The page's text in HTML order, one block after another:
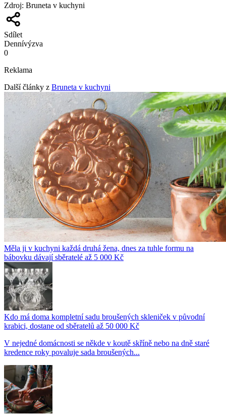
Zdroj: Bruneta v kuchyni
Sdílet
Dennívýzva
0
Reklama
Další články z Bruneta v kuchyni
Měla ji v kuchyni každá druhá žena, dnes za tuhle formu na
bábovku dávají sběratelé až 5 000 Kč
Kdo má doma kompletní sadu broušených skleniček v původní
krabici, dostane od sběratelů až 50 000 Kč
V nejedné domácnosti se někde v koutě skříně nebo na dně staré
kredence roky povaluje sada broušených...